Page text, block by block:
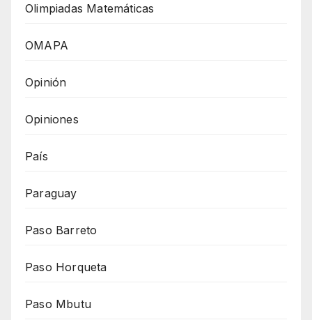
Olimpiadas Matemáticas
OMAPA
Opinión
Opiniones
País
Paraguay
Paso Barreto
Paso Horqueta
Paso Mbutu